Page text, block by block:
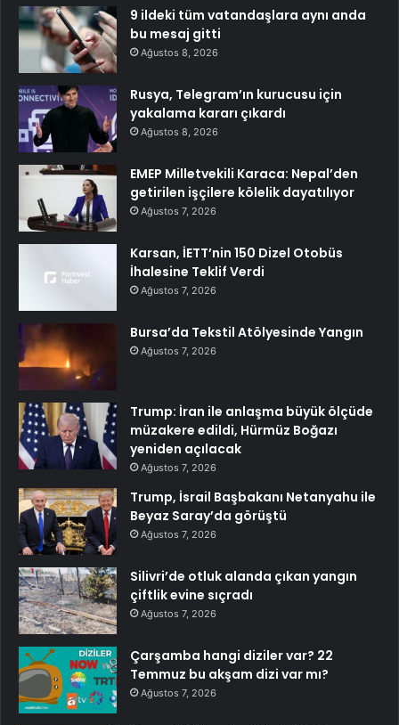
9 ildeki tüm vatandaşlara aynı anda
bu mesaj gitti
Ağustos 8, 2026
Rusya, Telegram’ın kurucusu için
yakalama kararı çıkardı
Ağustos 8, 2026
EMEP Milletvekili Karaca: Nepal’den
getirilen işçilere kölelik dayatılıyor
Ağustos 7, 2026
Karsan, İETT’nin 150 Dizel Otobüs
İhalesine Teklif Verdi
Ağustos 7, 2026
Bursa’da Tekstil Atölyesinde Yangın
Ağustos 7, 2026
Trump: İran ile anlaşma büyük ölçüde
müzakere edildi, Hürmüz Boğazı
yeniden açılacak
Ağustos 7, 2026
Trump, İsrail Başbakanı Netanyahu ile
Beyaz Saray’da görüştü
Ağustos 7, 2026
Silivri’de otluk alanda çıkan yangın
çiftlik evine sıçradı
Ağustos 7, 2026
Çarşamba hangi diziler var? 22
Temmuz bu akşam dizi var mı?
Ağustos 7, 2026